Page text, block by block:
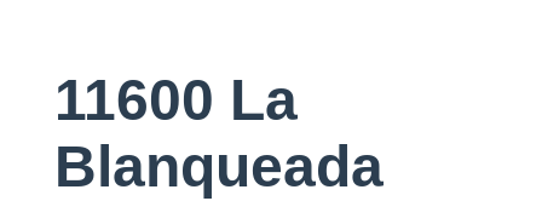
11600 La
Blanqueada